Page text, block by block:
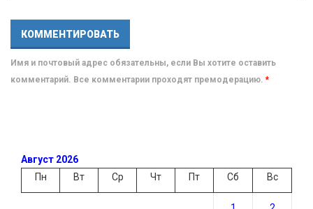
Имя и почтовый адрес обязательны, если Вы хотите оставить
комментарий. Все комментарии проходят премодерацию. *
Август 2026
Пн
Вт Ср Чт Пт Сб Вс